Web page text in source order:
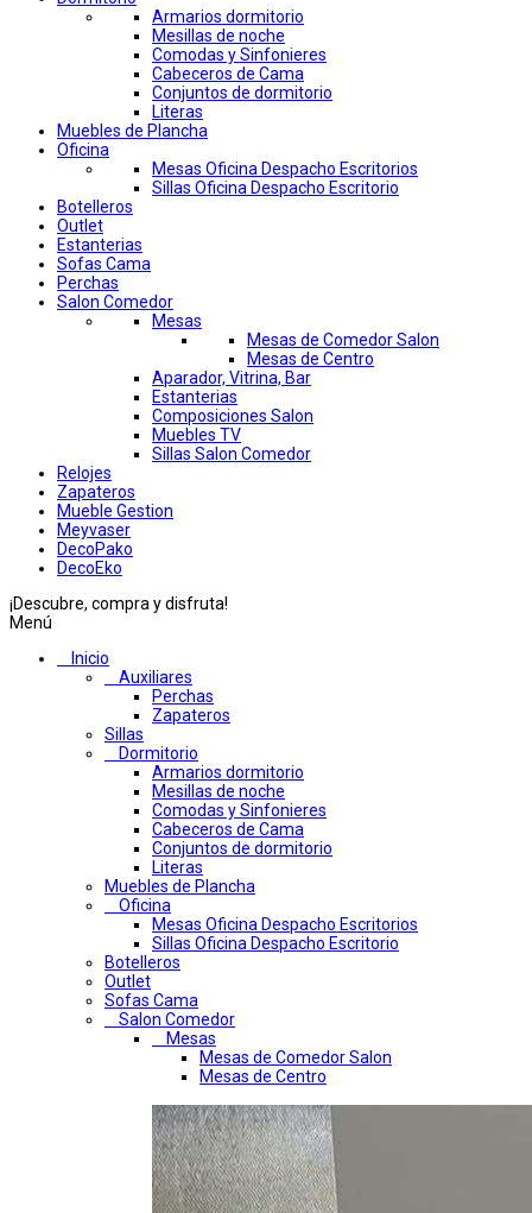
Armarios dormitorio
Mesillas de noche
Comodas y Sinfonieres
Cabeceros de Cama
Conjuntos de dormitorio
Literas
Muebles de Plancha
Oficina
Mesas Oficina Despacho Escritorios
Sillas Oficina Despacho Escritorio
Botelleros
Outlet
Estanterias
Sofas Cama
Perchas
Salon Comedor
Mesas
Mesas de Comedor Salon
Mesas de Centro
Aparador, Vitrina, Bar
Estanterias
Composiciones Salon
Muebles TV
Sillas Salon Comedor
Relojes
Zapateros
Mueble Gestion
Meyvaser
DecoPako
DecoEko
¡Descubre, compra y disfruta!
Menú
Inicio
Auxiliares
Perchas
Zapateros
Sillas
Dormitorio
Armarios dormitorio
Mesillas de noche
Comodas y Sinfonieres
Cabeceros de Cama
Conjuntos de dormitorio
Literas
Muebles de Plancha
Oficina
Mesas Oficina Despacho Escritorios
Sillas Oficina Despacho Escritorio
Botelleros
Outlet
Sofas Cama
Salon Comedor
Mesas
Mesas de Comedor Salon
Mesas de Centro